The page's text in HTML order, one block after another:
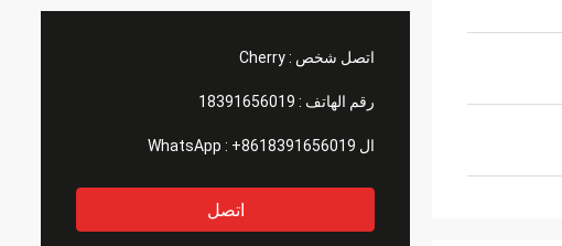
اتصل شخص :Cherry
رقم الهاتف : 18391656019
ال WhatsApp : +8618391656019
اتصل